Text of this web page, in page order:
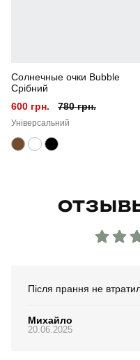
Солнечные очки Bubble
Срібний
600 грн.
780 грн.
Універсальний
Після прання не
Михайло
20.06.2025